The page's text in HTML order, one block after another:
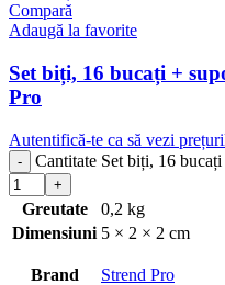
Compară
Adaugă la favorite
Set biți, 16 bucați +
Pro
Autentifică-te ca să vezi
Cantitate Set biți, 16
Greutate
0,2 kg
Dimensiuni 5 × 2 × 2 cm
Brand Strend Pro